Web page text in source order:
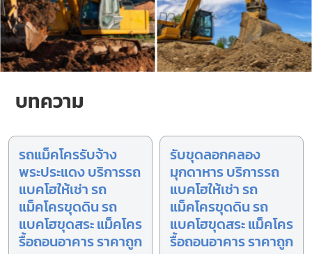
บทความ
รถแม็คโครรับจ้าง
พระประแดง บริการรถ
แบคโฮให้เช่า รถ
แม็คโครขุดดิน รถ
แบคโฮขุดสระ แม็คโคร
รื้อถอนอาคาร ราคาถูก
รับขุดลอกคลอง
มุกดาหาร บริการรถ
แบคโฮให้เช่า รถ
แม็คโครขุดดิน รถ
แบคโฮขุดสระ แม็คโคร
รื้อถอนอาคาร ราคาถูก